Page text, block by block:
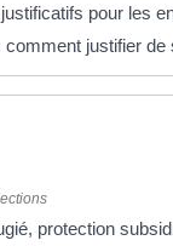
pour les
comment justifier
protection